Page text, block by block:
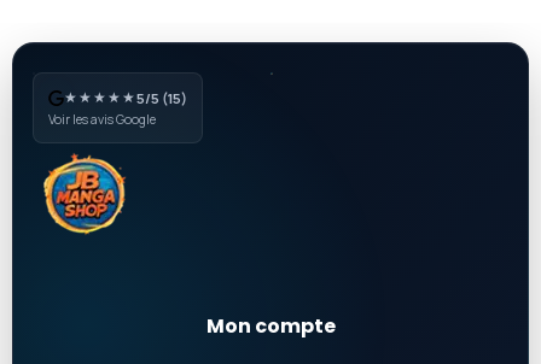
★★★★★5/5 (15)
Voir les avis Google
Mon compte